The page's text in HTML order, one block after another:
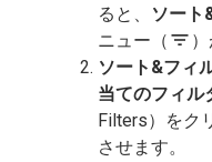
ると、
ソート
ニュー（ filter_list
ソート&フィ
当てのフィル
Filters）をク
させます。